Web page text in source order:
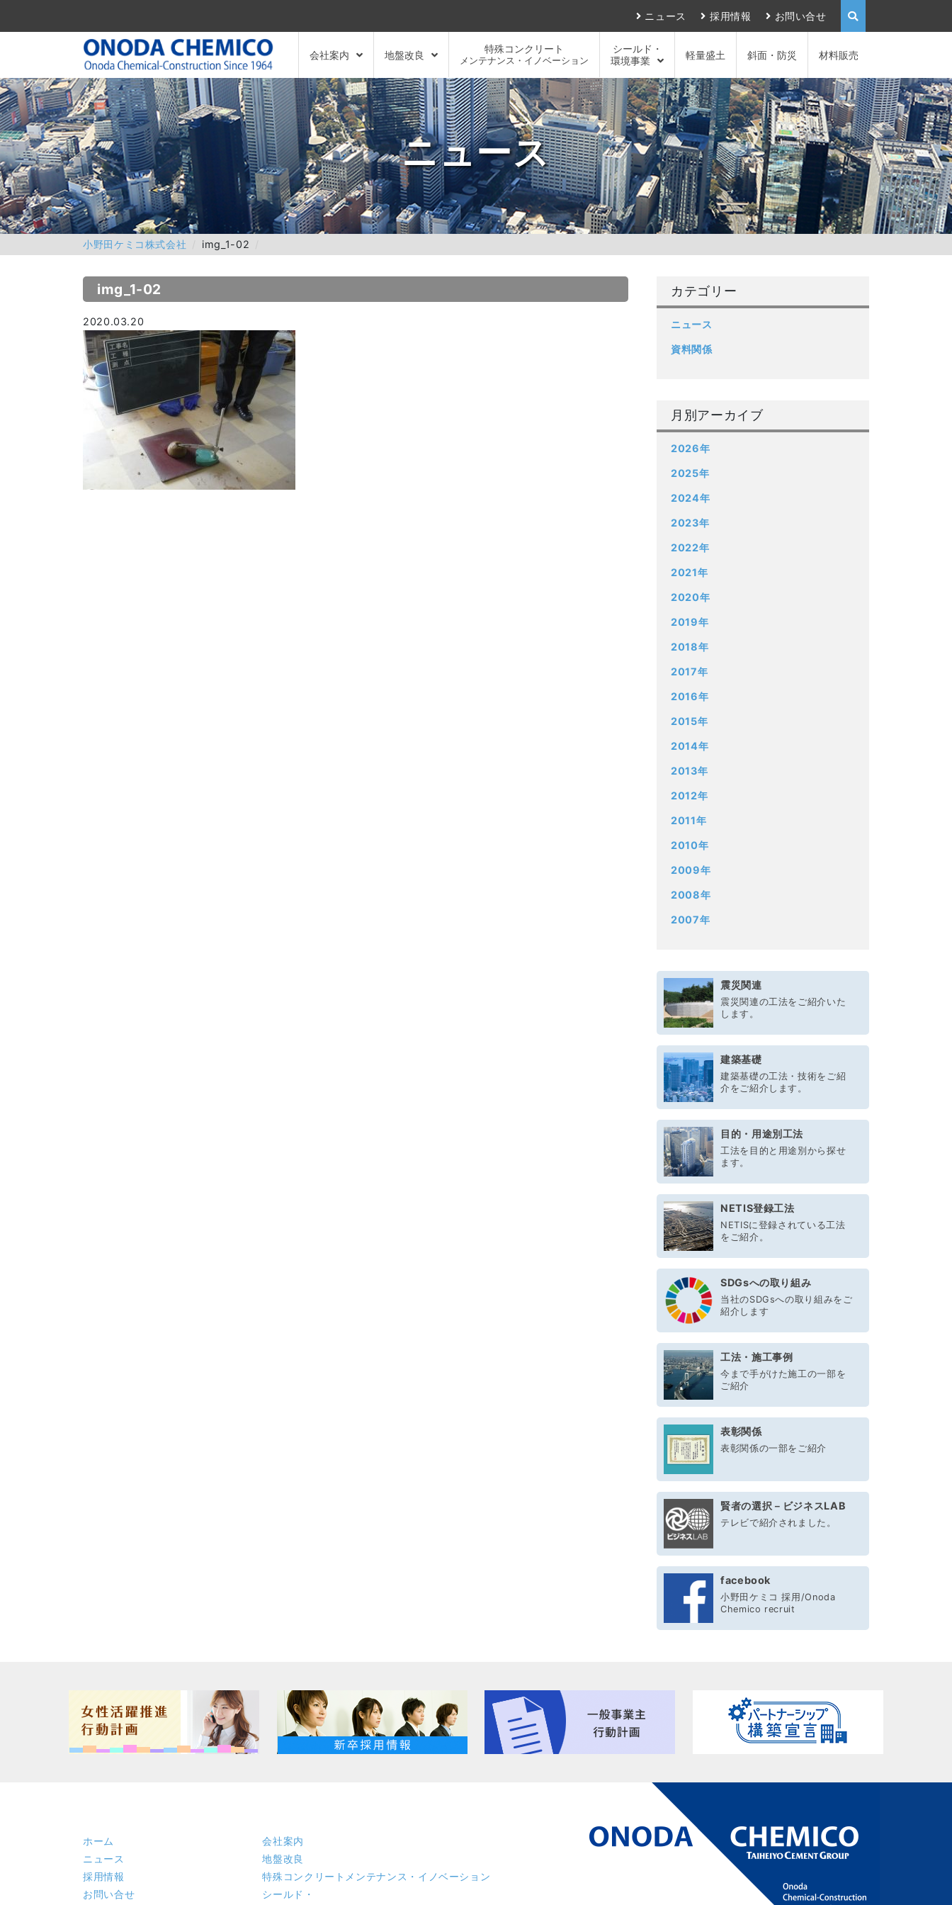
ニュース 採用情報 お問い合せ
会社案内 地盤改良
特殊コンクリート
メンテナンス・イノベーション
シールド・
環境事業
軽量盛土 斜面・防災 材料販売
ニュース
小野田ケミコ株式会社 img_1-02
img_1-02
2020.03.20
カテゴリー
ニュース
資料関係
月別アーカイブ
2026年
2025年
2024年
2023年
2022年
2021年
2020年
2019年
2018年
2017年
2016年
2015年
2014年
2013年
2012年
2011年
2010年
2009年
2008年
2007年
震災関連
震災関連の工法をご紹介いた
します。
建築基礎
建築基礎の工法・技術をご紹
介をご紹介します。
目的・用途別工法
工法を目的と用途別から探せ
ます。
NETIS登録工法
NETISに登録されている工法
をご紹介。
SDGsへの取り組み
当社のSDGsへの取り組みをご
紹介します
工法・施工事例
今まで手がけた施工の一部を
ご紹介
表彰関係
表彰関係の一部をご紹介
賢者の選択－ビジネスLAB
テレビで紹介されました。
facebook
小野田ケミコ 採用/Onoda
Chemico recruit
ホーム
ニュース
採用情報
お問い合せ
会社案内
地盤改良
特殊コンクリート メンテナンス・イノベーション
シールド・